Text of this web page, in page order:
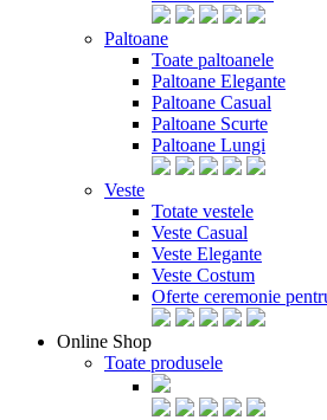
Paltoane
Toate paltoanele
Paltoane Elegante
Paltoane Casual
Paltoane Scurte
Paltoane Lungi
Veste
Totate vestele
Veste Casual
Veste Elegante
Veste Costum
Oferte ceremonie
Online Shop
Toate produsele